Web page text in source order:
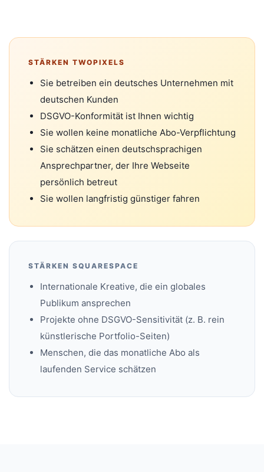
STÄRKEN TWOPIXELS
Sie betreiben ein deutsches Unternehmen mit
deutschen Kunden
DSGVO-Konformität ist Ihnen wichtig
Sie wollen keine monatliche Abo-Verpflichtung
Sie schätzen einen deutschsprachigen
Ansprechpartner, der Ihre Webseite
persönlich betreut
Sie wollen langfristig günstiger fahren
STÄRKEN SQUARESPACE
Internationale Kreative, die ein globales
Publikum ansprechen
Projekte ohne DSGVO-Sensitivität (z. B. rein
künstlerische Portfolio-Seiten)
Menschen, die das monatliche Abo als
laufenden Service schätzen